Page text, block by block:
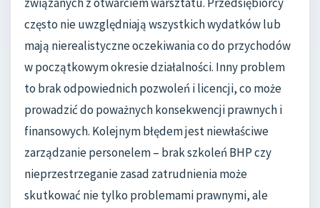
często nie uwzględniają wszystkich wydatków lub
mają nierealistyczne oczekiwania co do przychodów
w początkowym okresie działalności. Inny problem
to brak odpowiednich pozwoleń i licencji, co może
prowadzić do poważnych konsekwencji prawnych i
finansowych. Kolejnym błędem jest niewłaściwe
zarządzanie personelem – brak szkoleń BHP czy
nieprzestrzeganie zasad zatrudnienia może
skutkować nie tylko problemami prawnymi, ale